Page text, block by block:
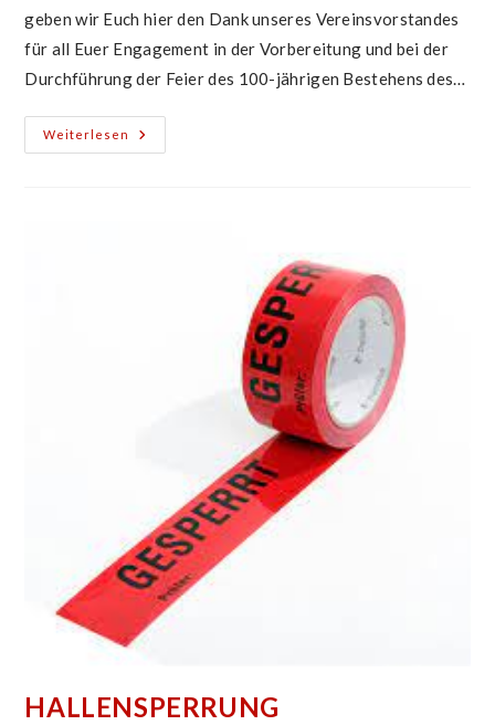
geben wir Euch hier den Dank unseres Vereinsvorstandes
für all Euer Engagement in der Vorbereitung und bei der
Durchführung der Feier des 100-jährigen Bestehens des…
Weiterlesen
DANKE!
DANKE!
HALLENSPERRUNG